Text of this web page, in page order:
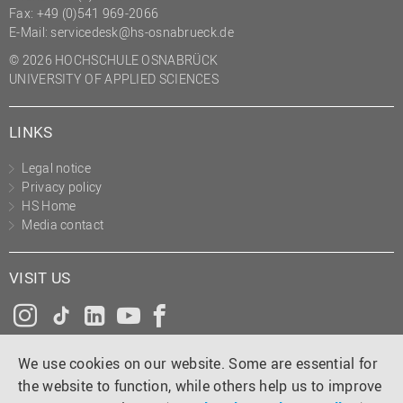
We use cookies on our website. Some are essential for
the website to function, while others help us to improve
(PMO)
Recht
Science to Business GmbH
Studierendensekretariat
Studium und Lehre
Transfer- und
Innovationsmanagement
Fax: +49 (0)541 969-2066
E-Mail: servicedesk@hs-osnabrueck.de
© 2026 HOCHSCHULE OSNABRÜCK
UNIVERSITY OF APPLIED SCIENCES
LINKS
Legal notice
Privacy policy
HS Home
Media contact
VISIT US
Instagram
Tiktok
LinkedInYouTube